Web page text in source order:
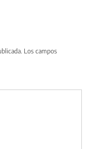
Los campos